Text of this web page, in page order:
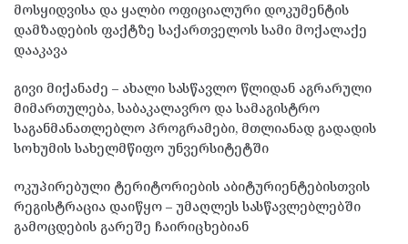
მოსყიდვისა და ყალბი ოფიციალური დოკუმენტის
დამზადების ფაქტზე საქართველოს სამი მოქალაქე
დააკავა
გივი მიქანაძე – ახალი სასწავლო წლიდან აგრარული
მიმართულება, საბაკალავრო და სამაგისტრო
საგანმანათლებლო პროგრამები, მთლიანად გადადის
სოხუმის სახელმწიფო უნვერსიტეტში
ოკუპირებული ტერიტორიების აბიტურიენტებისთვის
რეგისტრაცია დაიწყო – უმაღლეს სასწავლებლებში
გამოცდების გარეშე ჩაირიცხებიან